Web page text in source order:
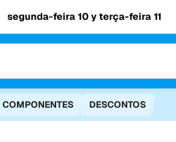
segunda-feira 10 y terça-feira 11
COMPONENTES DESCONTOS